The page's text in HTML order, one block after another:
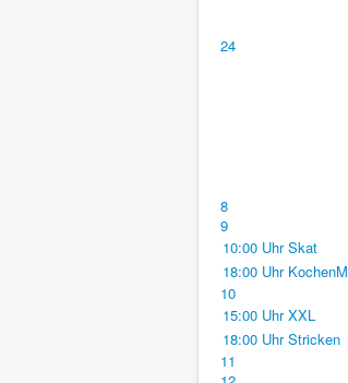
24
8
9
10:00 Uhr Skat
18:00 Uhr KochenM
10
15:00 Uhr XXL
18:00 Uhr Stricken
11